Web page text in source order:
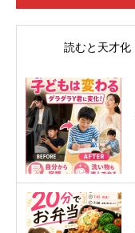
読むと天才化